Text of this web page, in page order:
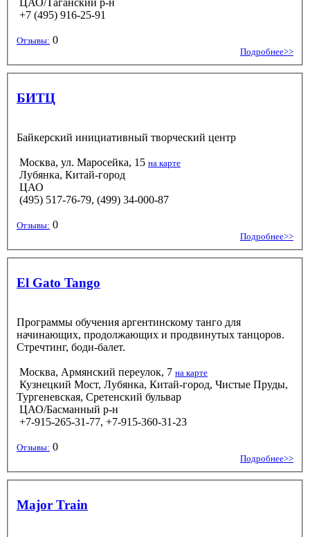
+7 (495) 916-25-91
Отзывы: 0
Подробнее>>
БИТЦ
Байкерский инициативный творческий центр
Москва, ул. Маросейка, 15 на карте
Лубянка, Китай-город
ЦАО
(495) 517-76-79, (499) 34-000-87
Отзывы: 0
Подробнее>>
El Gato Tango
Программы обучения аргентинскому танго для
начинающих, продолжающих и продвинутых танцоров.
Стречтинг, боди-балет.
Москва, Армянский переулок, 7 на карте
Кузнецкий Мост, Лубянка, Китай-город, Чистые Пруды,
Тургеневская, Сретенский бульвар
ЦАО/Басманный р-н
+7-915-265-31-77, +7-915-360-31-23
Отзывы: 0
Подробнее>>
Major Train